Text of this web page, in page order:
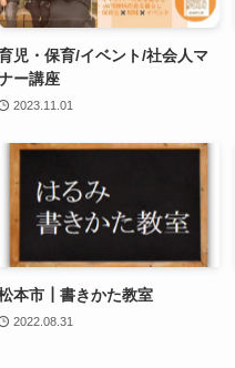
児・保育/イベント/社会人マ
ー講座
2023.11.01
本市┃書きかた教室
2022.08.31